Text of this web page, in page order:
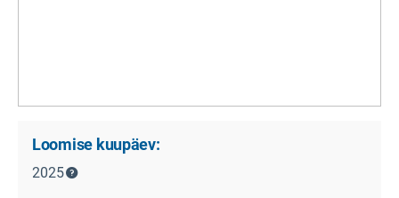
Loomise kuupäev:
2025